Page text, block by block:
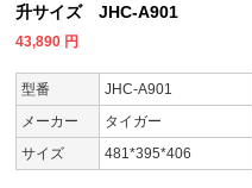
升サイズ JHC-A901
43,890 円
型番
JHC-A901
メーカー
タイガー
サイズ
481*395*406